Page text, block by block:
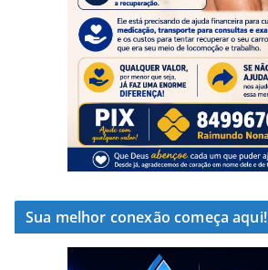
Sua melhor conexão começa aqui!